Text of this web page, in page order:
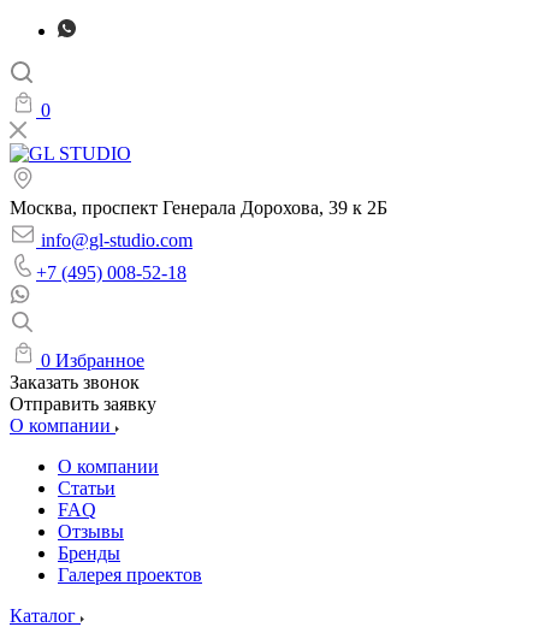
0
Москва, проспект Генерала Дорохова, 39 к 2Б
info@gl-studio.com
+7 (495) 008-52-18
0 Избранное
Заказать звонок
Отправить заявку
О компании
О компании
Статьи
FAQ
Отзывы
Бренды
Галерея проектов
Каталог